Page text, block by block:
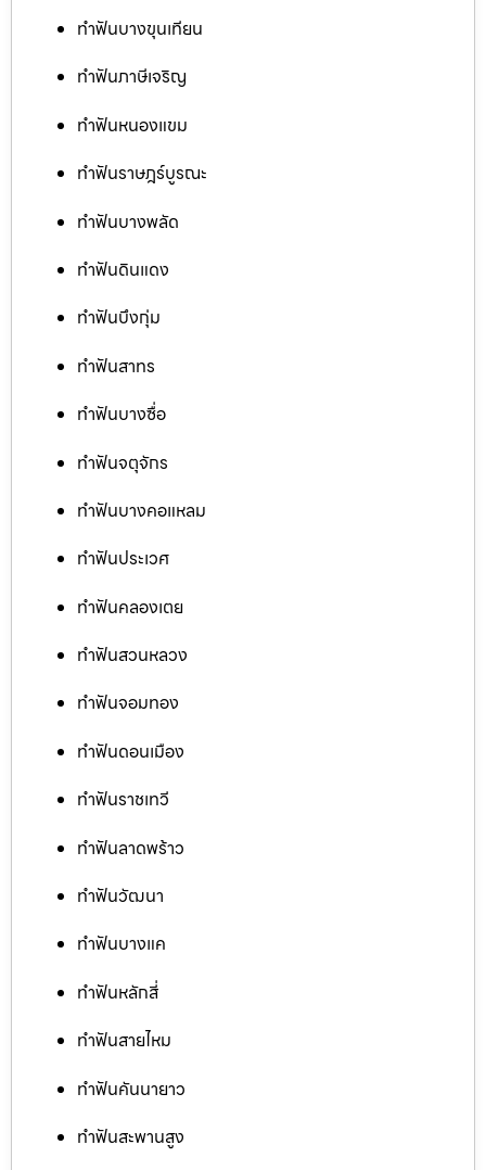
ทำฟันบางขุนเทียน
ทำฟันภาษีเจริญ
ทำฟันหนองแขม
ทำฟันราษฎร์บูรณะ
ทำฟันบางพลัด
ทำฟันดินแดง
ทำฟันบึงกุ่ม
ทำฟันสาทร
ทำฟันบางซื่อ
ทำฟันจตุจักร
ทำฟันบางคอแหลม
ทำฟันประเวศ
ทำฟันคลองเตย
ทำฟันสวนหลวง
ทำฟันจอมทอง
ทำฟันดอนเมือง
ทำฟันราชเทวี
ทำฟันลาดพร้าว
ทำฟันวัฒนา
ทำฟันบางแค
ทำฟันหลักสี่
ทำฟันสายไหม
ทำฟันคันนายาว
ทำฟันสะพานสูง